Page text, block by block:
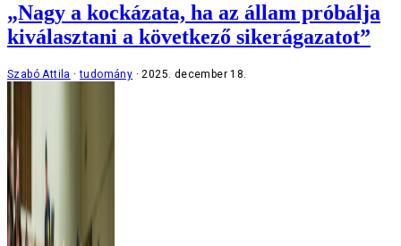
„Nagy a kockázata, ha az állam próbálja
kiválasztani a következő sikerágazatot”
Szabó Attila tudomány 2025. december 18.